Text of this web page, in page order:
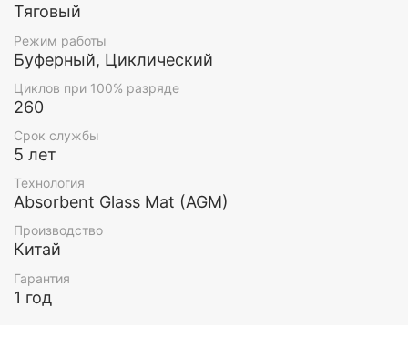
Тяговый
Режим работы
Буферный, Циклический
Циклов при 100% разряде
260
Срок службы
5 лет
Технология
Absorbent Glass Mat (AGM)
Производство
Китай
Гарантия
1 год